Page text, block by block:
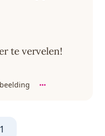
te vervelen!